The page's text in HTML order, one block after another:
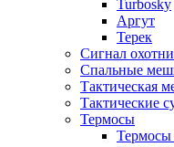
Turbosky
Аргут
Терек
Сигнал
Спальные
Тактическая
Тактические
Термосы
Термосы